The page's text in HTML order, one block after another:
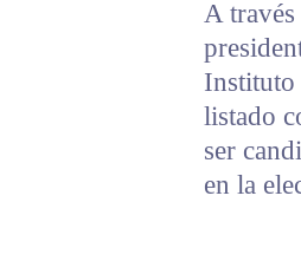
A
Instituto
listado
ser
en la